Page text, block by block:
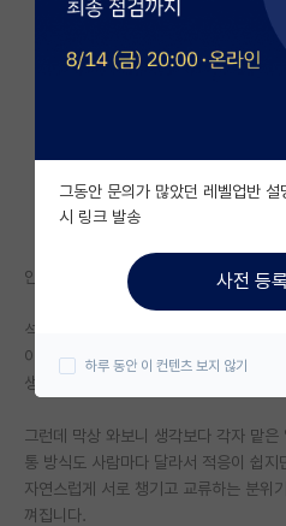
전체글보기
베스트 게시판
자유 게시판(아무개랩)
미국 유학 게시판
미국 대학원 합격 후기 게시판
대학원생 모집 게시판
연구실(PI) 홍보 게시판
석박사 채용 정보 게시판
임용 정보 게시판
안녕하세요. 수도권 대학에서 타대 석사
석사 진학 전에는 연구실 생활에 대해
야기도 하고, 힘든 부분이 있으면 어느
생각했는데요.
그런데 막상 와보니 생각보다 각자 맡
통 방식도 사람마다 달라서 적응이 쉽
자연스럽게 서로 챙기고 교류하는 분위
껴집니다.
그동안 문의가 많았던 레벨업반
시 링크 발송
사전 등
하루 동안 이 컨텐츠 보지 않기